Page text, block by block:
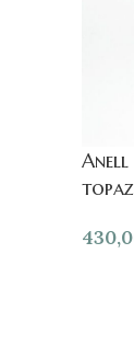
Anell